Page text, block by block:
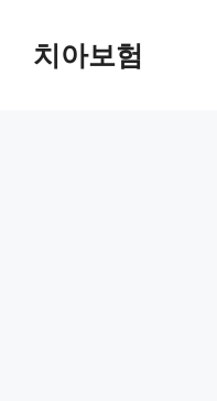
content치아보험